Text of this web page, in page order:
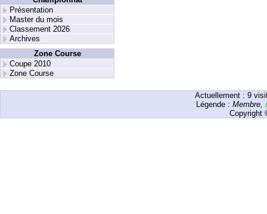
Présentation
Master du mois
Classement 2026
Archives
Zone Course
Coupe 2010
Zone Course
Actuellement : 9
Légende : Membre,
Copyright